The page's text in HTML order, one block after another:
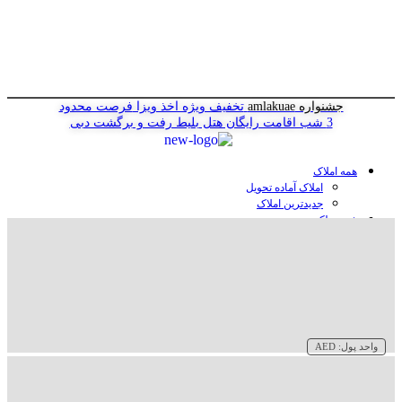
جشنواره amlakuae تخفیف ویژه اخذ ویزا فرصت محدود
3 شب اقامت رایگان هتل
بلیط رفت و برگشت دبی
همه املاک
املاک آماده تحویل
جدیدترین املاک
خرید ملک در دبی
واحد پول: AED